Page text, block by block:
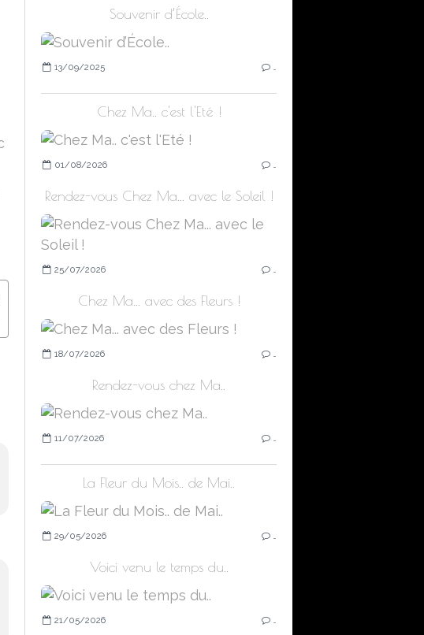
Souvenir d’École..
13/09/2025
Chez Ma.. c'est l'Eté !
01/08/2026
Rendez-vous Chez Ma... avec le Soleil !
25/07/2026
Chez Ma... avec des Fleurs !
18/07/2026
Rendez-vous chez Ma..
11/07/2026
La Fleur du Mois.. de Mai..
29/05/2026
Voici venu le temps du..
21/05/2026